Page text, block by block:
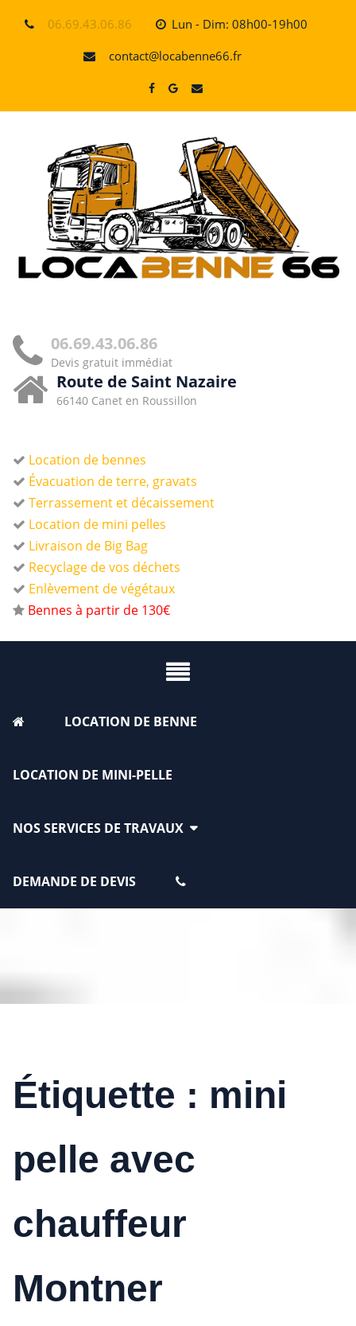
06.69.43.06.86
Lun - Dim: 08h00-19h00
contact@locabenne66.fr
06.69.43.06.86
Devis gratuit immédiat
Route de Saint Nazaire
66140 Canet en Roussillon
Location de bennes
Évacuation de terre, gravats
Terrassement et décaissement
Location de mini pelles
Livraison de Big Bag
Recyclage de vos déchets
Enlèvement de végétaux
Bennes à partir de 130€
LOCATION DE BENNE
LOCATION DE MINI-PELLE
NOS SERVICES DE TRAVAUX
DEMANDE DE DEVIS
Étiquette : mini
pelle avec
chauffeur
Montner